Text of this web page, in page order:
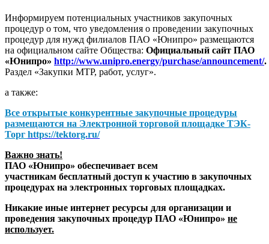
Информируем потенциальных участников закупочных
процедур о том, что уведомления о проведении закупочных
процедур для нужд филиалов ПАО «Юнипро» размещаются
на официальном сайте Общества: Официальный сайт ПАО
«Юнипро» http://www.unipro.energy/purchase/announcement/.
Раздел «Закупки МТР, работ, услуг».
а также:
Все открытые конкурентные закупочные процедуры
размещаются на Электронной торговой площадке ТЭК-
Торг https://tektorg.ru/
Важно знать!
ПАО «Юнипро» обеспечивает всем
участникам бесплатный доступ к участию в закупочных
процедурах на электронных торговых площадках.
Никакие иные интернет ресурсы для организации и
проведения закупочных процедур ПАО «Юнипро» не
использует.